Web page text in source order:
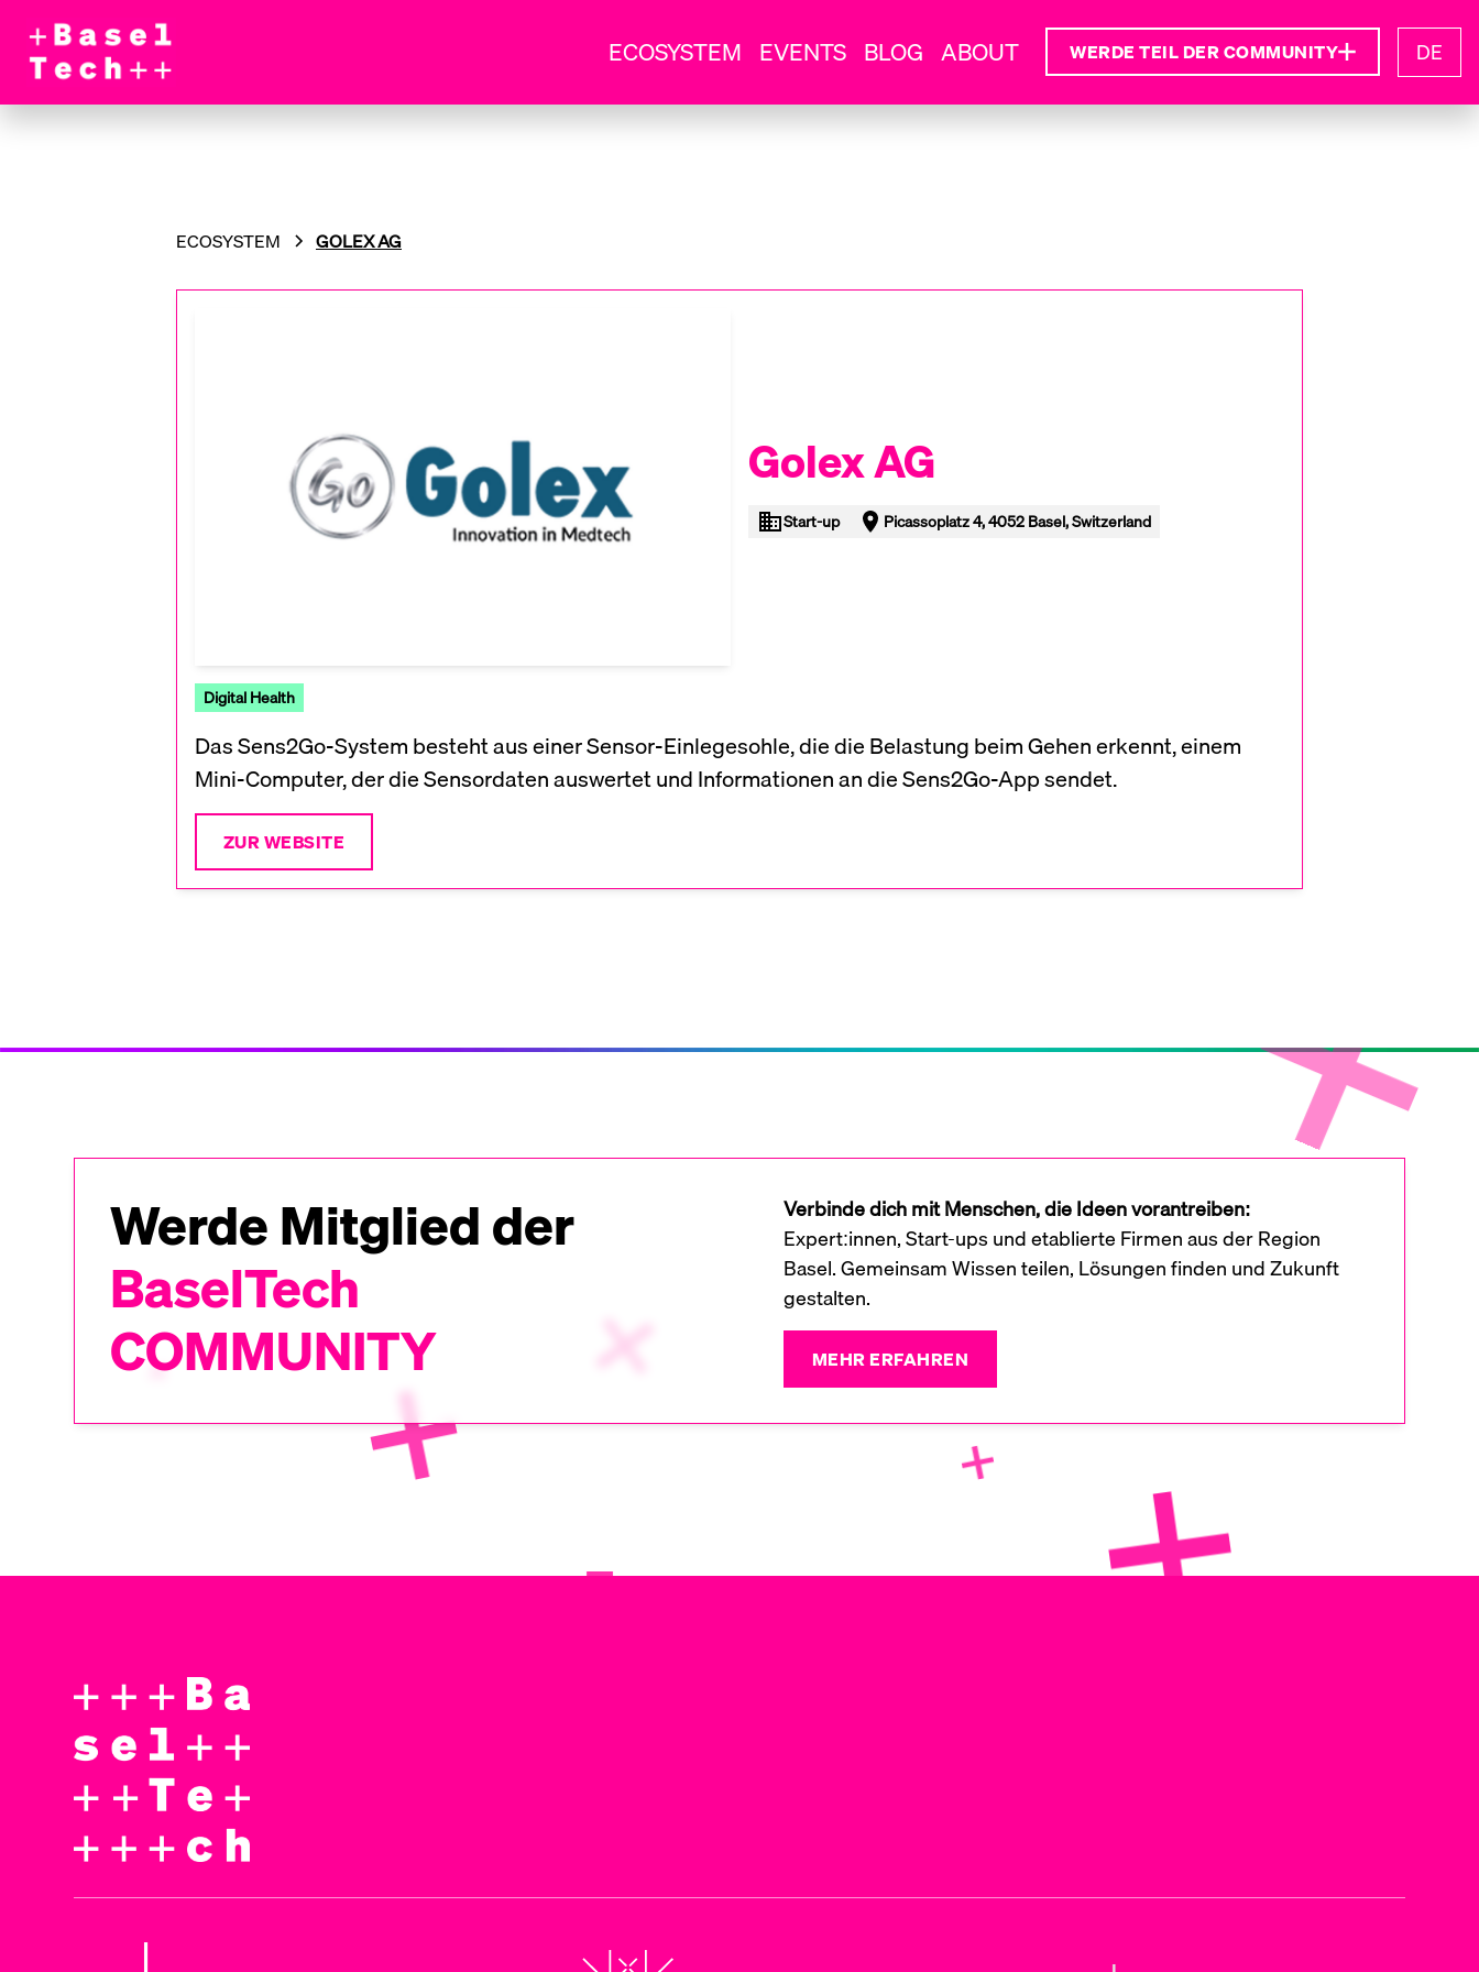
ECOSYSTEM EVENTS BLOG ABOUT WERDE TEIL DER COMMUNITY DE
ECOSYSTEM GOLEX AG
Golex AG
Start-up Picassoplatz 4, 4052 Basel, Switzerland
Digital Health
Das Sens2Go-System besteht aus einer Sensor-Einlegesohle, die die Belastung beim Gehen erkennt, einem
Mini-Computer, der die Sensordaten auswertet und Informationen an die Sens2Go-App sendet.
ZUR WEBSITE
Werde Mitglied der
BaselTech
COMMUNITY
Verbinde dich mit Menschen, die Ideen vorantreiben:
Expert:innen, Start-ups und etablierte Firmen aus der Region
Basel. Gemeinsam Wissen teilen, Lösungen finden und Zukunft
gestalten.
MEHR ERFAHREN